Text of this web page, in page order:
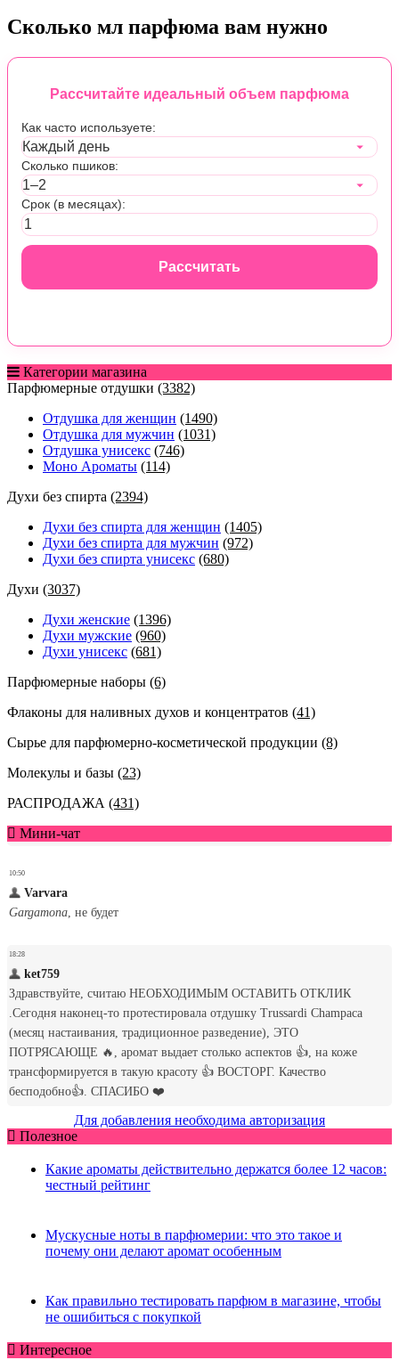
Сколько мл парфюма вам нужно
Рассчитайте идеальный объем парфюма
Как часто используете:
Сколько пшиков:
Срок (в месяцах):
Рассчитать
Категории магазина
Парфюмерные отдушки (3382)
Отдушка для женщин (1490)
Отдушка для мужчин (1031)
Отдушка унисекс (746)
Моно Ароматы (114)
Духи без спирта (2394)
Духи без спирта для женщин (1405)
Духи без спирта для мужчин (972)
Духи без спирта унисекс (680)
Духи (3037)
Духи женские (1396)
Духи мужские (960)
Духи унисекс (681)
Парфюмерные наборы (6)
Флаконы для наливных духов и концентратов (41)
Сырье для парфюмерно-косметической продукции (8)
Молекулы и базы (23)
РАСПРОДАЖА (431)
Мини-чат
Для добавления необходима авторизация
Полезное
Какие ароматы действительно держатся более 12 часов:
честный рейтинг
Мускусные ноты в парфюмерии: что это такое и
почему они делают аромат особенным
Как правильно тестировать парфюм в магазине, чтобы
не ошибиться с покупкой
Интересное